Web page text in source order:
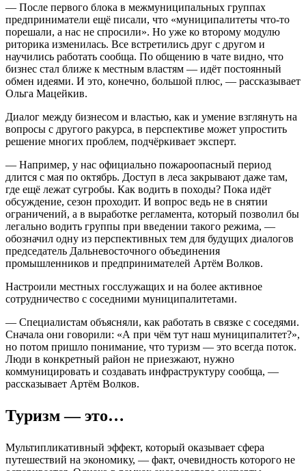
— После первого блока в межмуниципальных группах
предприниматели ещё писали, что «муниципалитеты что-то
порешали, а нас не спросили». Но уже ко второму модулю
риторика изменилась. Все встретились друг с другом и
научились работать сообща. По общению в чате видно, что
бизнес стал ближе к местным властям — идёт постоянный
обмен идеями. И это, конечно, большой плюс, — рассказывает
Ольга Мацейкив.
Диалог между бизнесом и властью, как и умение взглянуть на
вопросы с другого ракурса, в перспективе может упростить
решение многих проблем, подчёркивает эксперт.
— Например, у нас официально пожароопасный период
длится с мая по октябрь. Доступ в леса закрывают даже там,
где ещё лежат сугробы. Как водить в походы? Пока идёт
обсуждение, сезон проходит. И вопрос ведь не в снятии
ограничений, а в выработке регламента, который позволил бы
легально водить группы при введении такого режима, —
обозначил одну из перспективных тем для будущих диалогов
председатель Дальневосточного объединения
промышленников и предпринимателей Артём Волков.
Настроили местных госслужащих и на более активное
сотрудничество с соседними муниципалитетами.
— Специалистам объясняли, как работать в связке с соседями.
Сначала они говорили: «А при чём тут наш муниципалитет?»,
но потом пришло понимание, что туризм — это всегда поток.
Люди в конкретный район не приезжают, нужно
коммуницировать и создавать инфраструктуру сообща, —
рассказывает Артём Волков.
Туризм — это…
Мультипликативный эффект, который оказывает сфера
путешествий на экономику, — факт, очевидность которого не